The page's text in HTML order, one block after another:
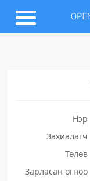
Нэр
Захиалагч
Төлөв
Зарласан огноо